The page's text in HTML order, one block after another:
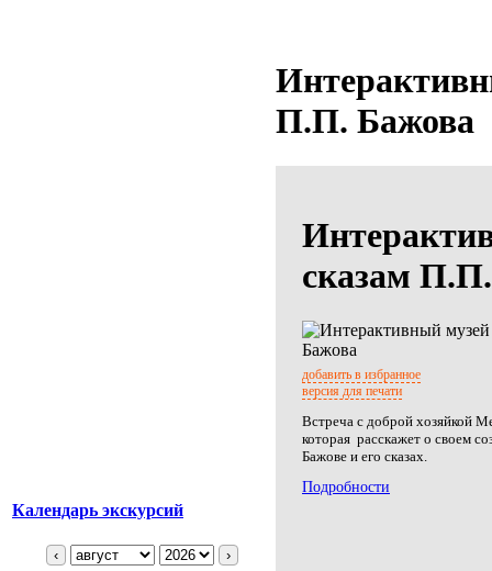
Календарь экскурсий
‹ ›
П.П. Бажова
сказам
добавить в избранное
версия для печати
Встреча с доброй хозяйкой
которая расскажет о своем
Бажове и его сказах.
Подробности